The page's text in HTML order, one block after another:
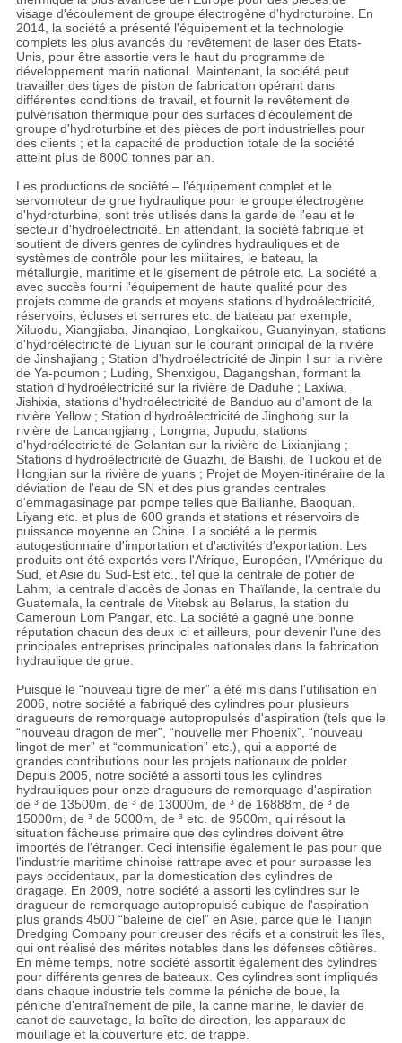
visage d'écoulement de groupe électrogène d'hydroturbine. En
2014, la société a présenté l'équipement et la technologie
complets les plus avancés du revêtement de laser des Etats-
Unis, pour être assortie vers le haut du programme de
développement marin national. Maintenant, la société peut
travailler des tiges de piston de fabrication opérant dans
différentes conditions de travail, et fournit le revêtement de
pulvérisation thermique pour des surfaces d'écoulement de
groupe d'hydroturbine et des pièces de port industrielles pour
des clients ; et la capacité de production totale de la société
atteint plus de 8000 tonnes par an.
Les productions de société – l'équipement complet et le
servomoteur de grue hydraulique pour le groupe électrogène
d'hydroturbine, sont très utilisés dans la garde de l'eau et le
secteur d'hydroélectricité. En attendant, la société fabrique et
soutient de divers genres de cylindres hydrauliques et de
systèmes de contrôle pour les militaires, le bateau, la
métallurgie, maritime et le gisement de pétrole etc. La société a
avec succès fourni l'équipement de haute qualité pour des
projets comme de grands et moyens stations d'hydroélectricité,
réservoirs, écluses et serrures etc. de bateau par exemple,
Xiluodu, Xiangjiaba, Jinanqiao, Longkaikou, Guanyinyan, stations
d'hydroélectricité de Liyuan sur le courant principal de la rivière
de Jinshajiang ; Station d'hydroélectricité de Jinpin I sur la rivière
de Ya-poumon ; Luding, Shenxigou, Dagangshan, formant la
station d'hydroélectricité sur la rivière de Daduhe ; Laxiwa,
Jishixia, stations d'hydroélectricité de Banduo au d'amont de la
rivière Yellow ; Station d'hydroélectricité de Jinghong sur la
rivière de Lancangjiang ; Longma, Jupudu, stations
d'hydroélectricité de Gelantan sur la rivière de Lixianjiang ;
Stations d'hydroélectricité de Guazhi, de Baishi, de Tuokou et de
Hongjian sur la rivière de yuans ; Projet de Moyen-itinéraire de la
déviation de l'eau de SN et des plus grandes centrales
d'emmagasinage par pompe telles que Bailianhe, Baoquan,
Liyang etc. et plus de 600 grands et stations et réservoirs de
puissance moyenne en Chine. La société a le permis
autogestionnaire d'importation et d'activités d'exportation. Les
produits ont été exportés vers l'Afrique, Européen, l'Amérique du
Sud, et Asie du Sud-Est etc., tel que la centrale de potier de
Lahm, la centrale d'accès de Jonas en Thaïlande, la centrale du
Guatemala, la centrale de Vitebsk au Belarus, la station du
Cameroun Lom Pangar, etc. La société a gagné une bonne
réputation chacun des deux ici et ailleurs, pour devenir l'une des
principales entreprises principales nationales dans la fabrication
hydraulique de grue.
Puisque le “nouveau tigre de mer” a été mis dans l'utilisation en
2006, notre société a fabriqué des cylindres pour plusieurs
dragueurs de remorquage autopropulsés d'aspiration (tels que le
“nouveau dragon de mer”, “nouvelle mer Phoenix”, “nouveau
lingot de mer” et “communication” etc.), qui a apporté de
grandes contributions pour les projets nationaux de polder.
Depuis 2005, notre société a assorti tous les cylindres
hydrauliques pour onze dragueurs de remorquage d'aspiration
de ³ de 13500m, de ³ de 13000m, de ³ de 16888m, de ³ de
15000m, de ³ de 5000m, de ³ etc. de 9500m, qui résout la
situation fâcheuse primaire que des cylindres doivent être
importés de l'étranger. Ceci intensifie également le pas pour que
l'industrie maritime chinoise rattrape avec et pour surpasse les
pays occidentaux, par la domestication des cylindres de
dragage. En 2009, notre société a assorti les cylindres sur le
dragueur de remorquage autopropulsé cubique de l'aspiration
plus grands 4500 “baleine de ciel” en Asie, parce que le Tianjin
Dredging Company pour creuser des récifs et a construit les îles,
qui ont réalisé des mérites notables dans les défenses côtières.
En même temps, notre société assortit également des cylindres
pour différents genres de bateaux. Ces cylindres sont impliqués
dans chaque industrie tels comme la péniche de boue, la
péniche d'entraînement de pile, la canne marine, le davier de
canot de sauvetage, la boîte de direction, les apparaux de
mouillage et la couverture etc. de trappe.